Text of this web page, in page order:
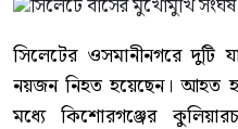
সিলেটের ওসমানীনগরে দুটি
নয়জন নিহত হয়েছেন। আহত
মধ্যে কিশোরগঞ্জের